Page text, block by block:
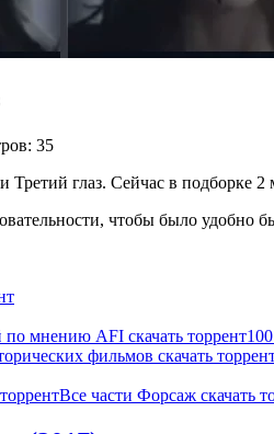
35
Третий глаз. Сейчас в подборке
чтобы было удобно
мнению AFI скачать торрент
фильмов скачать
Все части Форсаж скачать